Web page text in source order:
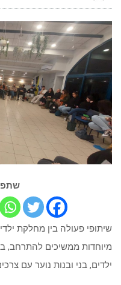
שיתופי פעולה בין מחלקת
מיוחדות ממשיכים להתרחב,
ילדים, בני ובנות נוער עם